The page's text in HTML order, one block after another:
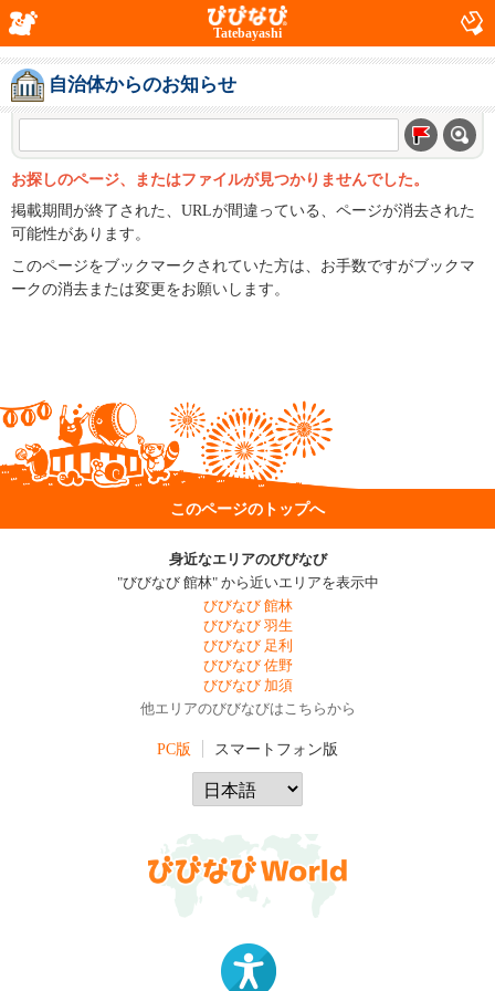
Tatebayashi
自治体からのお知らせ
お探しのページ、またはファイルが見つかりませんでした。
掲載期間が終了された、URLが間違っている、ページが消去された
可能性があります。
このページをブックマークされていた方は、お手数ですがブックマ
ークの消去または変更をお願いします。
このページのトップへ
身近なエリアのびびなび
"びびなび 館林" から近いエリアを表示中
びびなび 館林
びびなび 羽生
びびなび 足利
びびなび 佐野
びびなび 加須
他エリアのびびなびはこちらから
PC版 スマートフォン版